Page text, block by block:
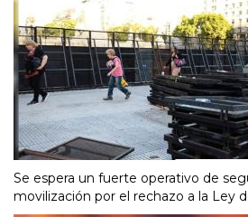
Se espera un fuerte operativo de
movilización por el rechazo a la Ley